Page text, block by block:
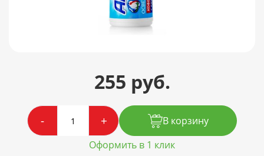
255 руб.
- +
В корзину
Оформить в 1 клик